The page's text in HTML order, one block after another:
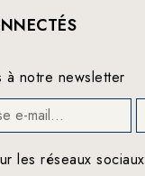
à notre newsletter
les réseaux sociaux